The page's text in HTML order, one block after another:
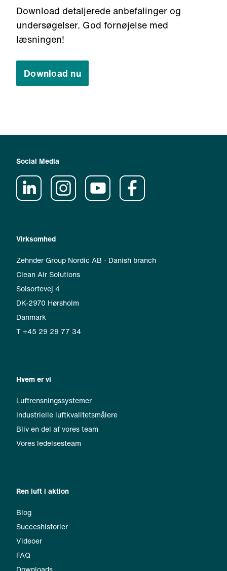
Download detaljerede anbefalinger og
undersøgelser. God fornøjelse med
læsningen!
Download nu
Virksomhed
Zehnder Group Nordic AB · Danish branch
Clean Air Solutions
Solsortevej 4
DK-2970 Hørsholm
Danmark
T +45 29 29 77 34
Hvem er vi
Luftrensningssystemer
Industrielle luftkvalitetsmålere
Bliv en del af vores team
Vores ledelsesteam
Ren luft i aktion
Blog
Succeshistorier
Videoer
FAQ
Social Media